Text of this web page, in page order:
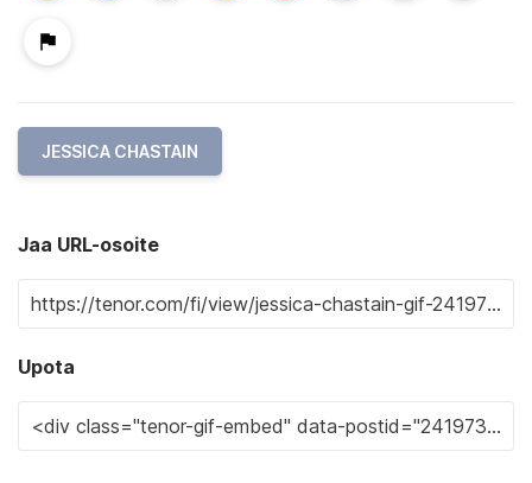
JESSICA CHASTAIN
Jaa URL-osoite
Upota